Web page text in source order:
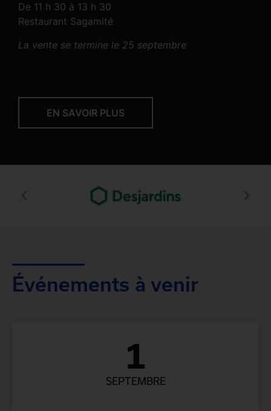
De 11 h 30 à 13 h 30
Restaurant Sagamité
La vente se termine le 25 septembre
EN SAVOIR PLUS
Événements à venir
1
SEPTEMBRE